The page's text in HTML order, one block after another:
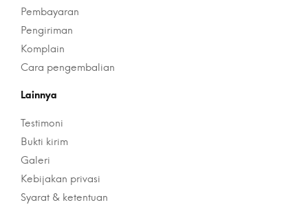
Pembayaran
Pengiriman
Komplain
Cara pengembalian
Lainnya
Testimoni
Bukti kirim
Galeri
Kebijakan privasi
Syarat & ketentuan